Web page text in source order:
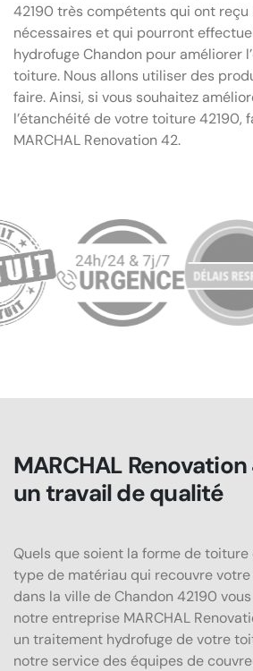
42190 très compétents qui ont
nécessaires et qui pourront
hydrofuge Chandon pour améliorer
toiture. Nous allons utiliser des
faire. Ainsi, si vous souhaitez
l’étanchéité de votre toiture 42190,
MARCHAL Renovation 42.
MARCHAL
un travail de qualité
Quels que soient la forme de toiture
type de matériau qui recouvre
dans la ville de Chandon 42190
notre entreprise MARCHAL
un traitement hydrofuge de votre
notre service des équipes de